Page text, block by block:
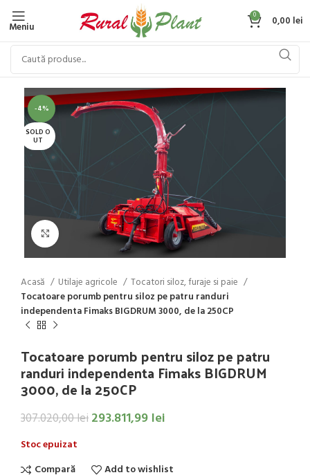
Meniu
0 0,00 lei
-4%
SOLD O
UT
Click to enlarge
Acasă Utilaje agricole
Tocatori siloz, furaje si paie
Tocatoare porumb pentru siloz pe patru randuri
independenta Fimaks BIGDRUM 3000, de la 250CP
Tocatoare porumb pentru siloz pe patru
randuri independenta Fimaks BIGDRUM
3000, de la 250CP
307.020,00lei293.811,99 lei
Stoc epuizat
Compară
Add to wishlist